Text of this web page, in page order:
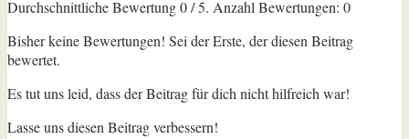
Durchschnittliche Bewertung0/ 5. Anzahl Bewertungen: 0
Bisher keine Bewertungen! Sei der Erste, der diesen Beitrag
bewertet.
Es tut uns leid, dass der Beitrag für dich nicht hilfreich war!
Lasse uns diesen Beitrag verbessern!